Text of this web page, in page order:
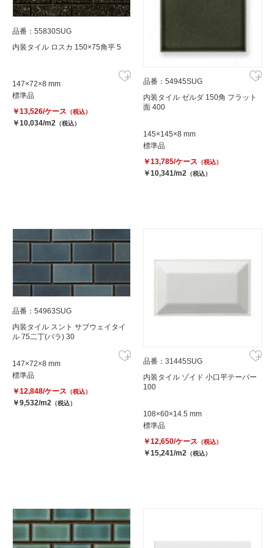
品番：55830SUG
内装タイル ロスカ 150×75角平 5
147×72×8 mm
標準品
￥13,526/ケース （税込）
￥10,034/m2 （税込）
品番：54945SUG
内装タイル ゼルダ 150角 フラット
面 400
145×145×8 mm
標準品
￥13,785/ケース （税込）
￥10,341/m2 （税込）
品番：54963SUG
内装タイル スント サブウェイタイ
ル 75二丁(バラ) 30
147×72×8 mm
標準品
￥12,848/ケース （税込）
￥9,532/m2 （税込）
品番：31445SUG
内装タイル ゾイド 小口平テーパー
100
108×60×14.5 mm
標準品
￥12,650/ケース （税込）
￥15,241/m2 （税込）